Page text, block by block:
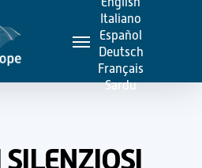
Menu
Italiano
Español
Deutsch
Français
Sardu
SILENZIOSI